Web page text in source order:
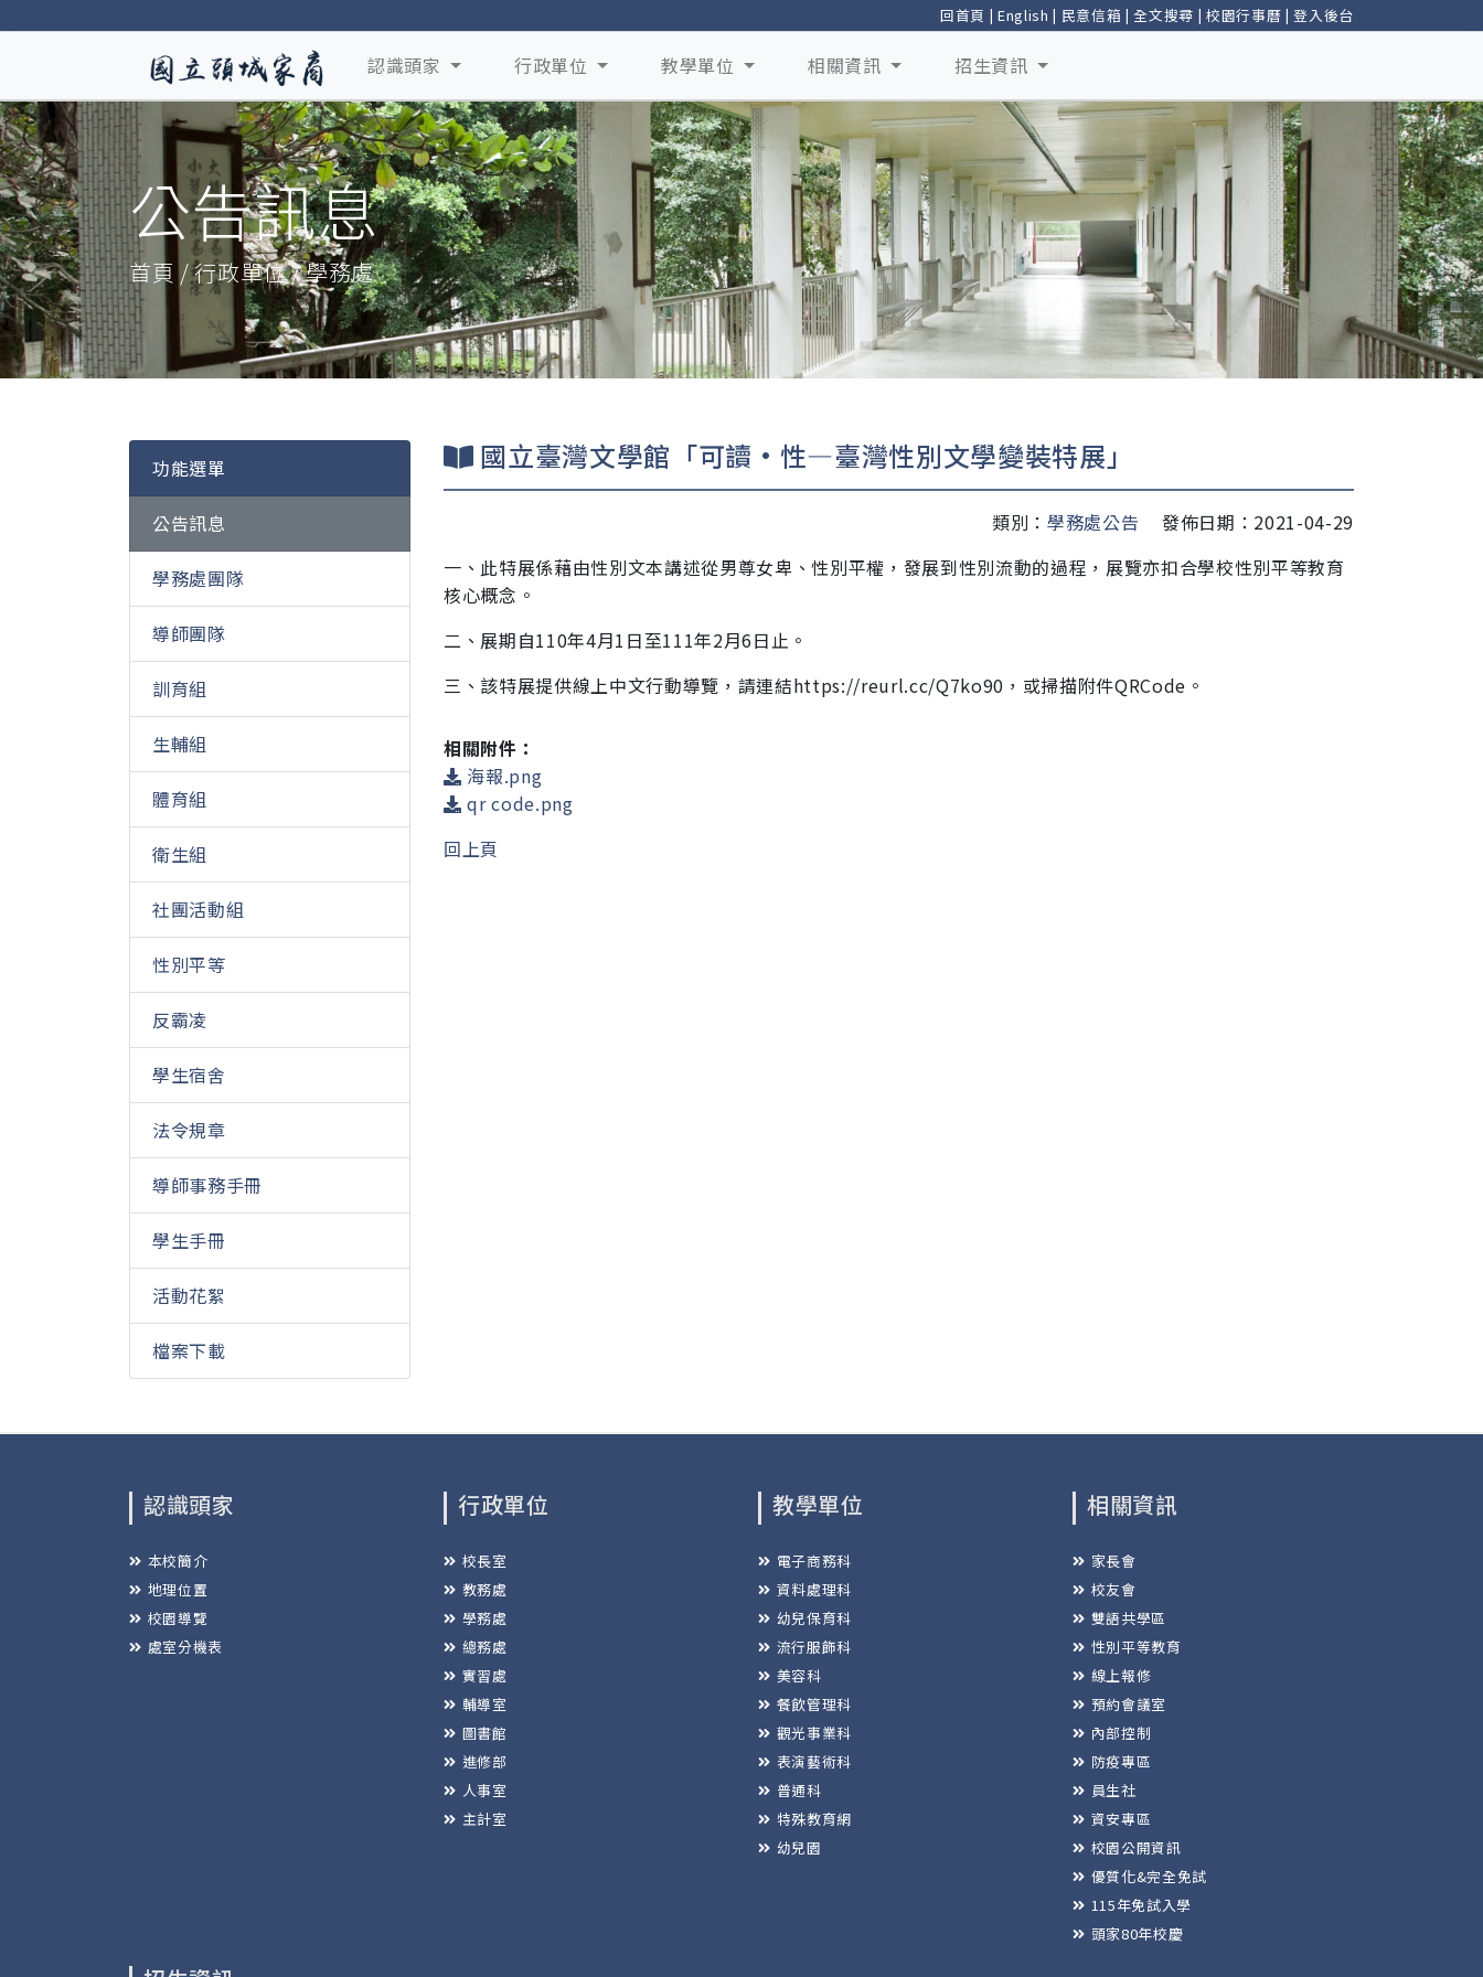
回首頁 | English | 民意信箱 |全文搜尋 | 校園行事曆 |登入後台
認識頭家 行政單位 教學單位 相關資訊 招生資訊
公告訊息
首頁 / 行政單位 / 學務處
功能選單
公告訊息
學務處團隊
導師團隊
訓育組
生輔組
體育組
衛生組
社團活動組
性別平等
反霸凌
學生宿舍
法令規章
導師事務手冊
學生手冊
活動花絮
檔案下載
國立臺灣文學館「可讀·性—臺灣性別文學變裝特展」
類別： 學務處公告
發佈日期：2021-04-29
一、此特展係藉由性別文本講述從男尊女卑、性別平權，發展到性別流動的過程，展覽亦扣合學校性別平等教育
核心概念。
二、展期自110年4月1日至111年2月6日止 。
三、該特展提供線上中文行動導覽，請連結https://reurl.cc/Q7ko90，或掃描附件QRCode。
相關附件：
海報.png
qr code.png
回上頁
認識頭家
本校簡介
地理位置
校園導覽
處室分機表
行政單位
校長室
教務處
學務處
總務處
實習處
輔導室
圖書館
進修部
人事室
主計室
教學單位
電子商務科
資料處理科
幼兒保育科
流行服飾科
美容科
餐飲管理科
觀光事業科
表演藝術科
普通科
特殊教育網
幼兒園
相關資訊
家長會
校友會
雙語共學區
性別平等教育
線上報修
預約會議室
內部控制
防疫專區
員生社
資安專區
校園公開資訊
優質化&完全免試
115年免試入學
頭家80年校慶